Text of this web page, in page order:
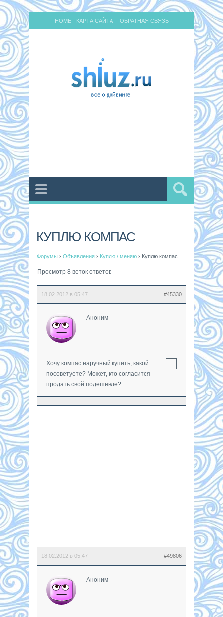
HOME КАРТА САЙТА ОБРАТНАЯ СВЯЗЬ
КУПЛЮ КОМПАС
Форумы › Объявления › Куплю / меняю › Куплю компас
Просмотр 8 веток ответов
18.02.2012 в 05:47 #45330
Аноним
Хочу компас наручный купить, какой
посоветуете? Может, кто согласится
продать свой подешевле?
18.02.2012 в 05:47 #49806
Аноним